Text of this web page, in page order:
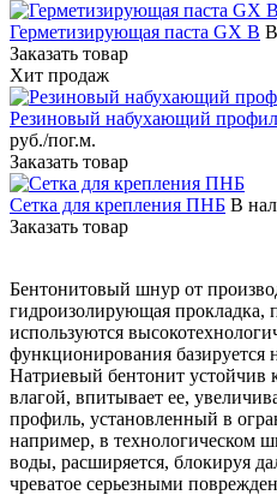
Герметизирующая паста GX B
Заказать товар
Хит продаж
Резиновый набухающий
руб./пог.м.
Заказать товар
Сетка для крепления ПНБ В
Заказать товар
Бентонитовый шнур от
гидроизолирующая прокладка,
используются
функционирования базируется
Натриевый бентонит устойчив
влагой, впитывает ее,
профиль, установленный в
например, в технологическом
воды, расширяется, блокируя
чреватое серьезными